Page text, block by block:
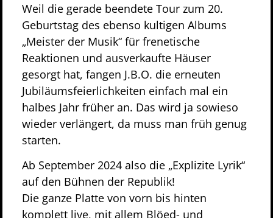
Weil die gerade beendete Tour zum 20.
Geburtstag des ebenso kultigen Albums
„Meister der Musik“ für frenetische
Reaktionen und ausverkaufte Häuser
gesorgt hat, fangen J.B.O. die erneuten
Jubiläumsfeierlichkeiten einfach mal ein
halbes Jahr früher an. Das wird ja sowieso
wieder verlängert, da muss man früh genug
starten.
Ab September 2024 also die „Explizite Lyrik“
auf den Bühnen der Republik!
Die ganze Platte von vorn bis hinten
komplett live, mit allem Blöed- und